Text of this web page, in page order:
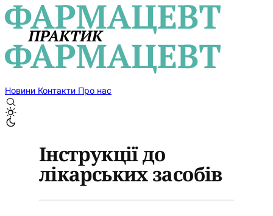
Новини Контакти Про нас
Інструкції до
лікарських засобів